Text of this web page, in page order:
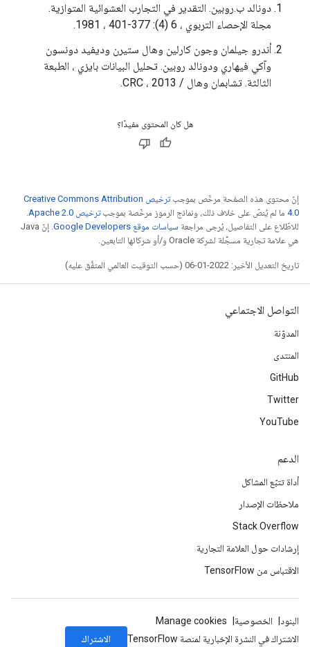
دونالد ب.روبين. التقدير في التجارب العشوائية المتوازية.
مجلة الإحصاء التربوي ، 6 (4): 377-401 ، 1981.
أندرو جيلمان وجون كارلين وهال ستيرن وديفيد دونسون
وآكي فيهاري ودونالد روبين. تحليل البيانات بايزي ، الطبعة
الثالثة. تشابمان وهال / CRC ، 2013.
هل كان المحتوى مفيدًا؟
إنّ محتوى هذه الصفحة مرخّص بموجب
ترخيص Creative Commons Attribution
4.0‏ ما لم يُنصّ على خلاف ذلك، ونماذج الرموز مرخّصة بموجبترخيص Apache 2.0‏
.
للاطّلاع على التفاصيل، يُرجى مراجعة سياسات موقع Google Developers‏
. إنّ Java
هي علامة تجارية مسجَّلة لشركة Oracle و/أو شركائها التابعين.
تاريخ التعديل الأخير: 2022-01-06 (حسب التوقيت العالمي المتفَّق عليه)
التواصل الاجتماعي
المدوّنة
المنتدى
GitHub
Twitter
YouTube
الدعم
أداة تتبّع المشاكل
ملاحظات الإصدار
Stack Overflow
إرشادات حول العلامة التجارية
الاقتباس من TensorFlow
البنود الخصوصية
Manage cookies
الاشتراك في النشرة الإخبارية لمنصة TensorFlow
الاشتراك